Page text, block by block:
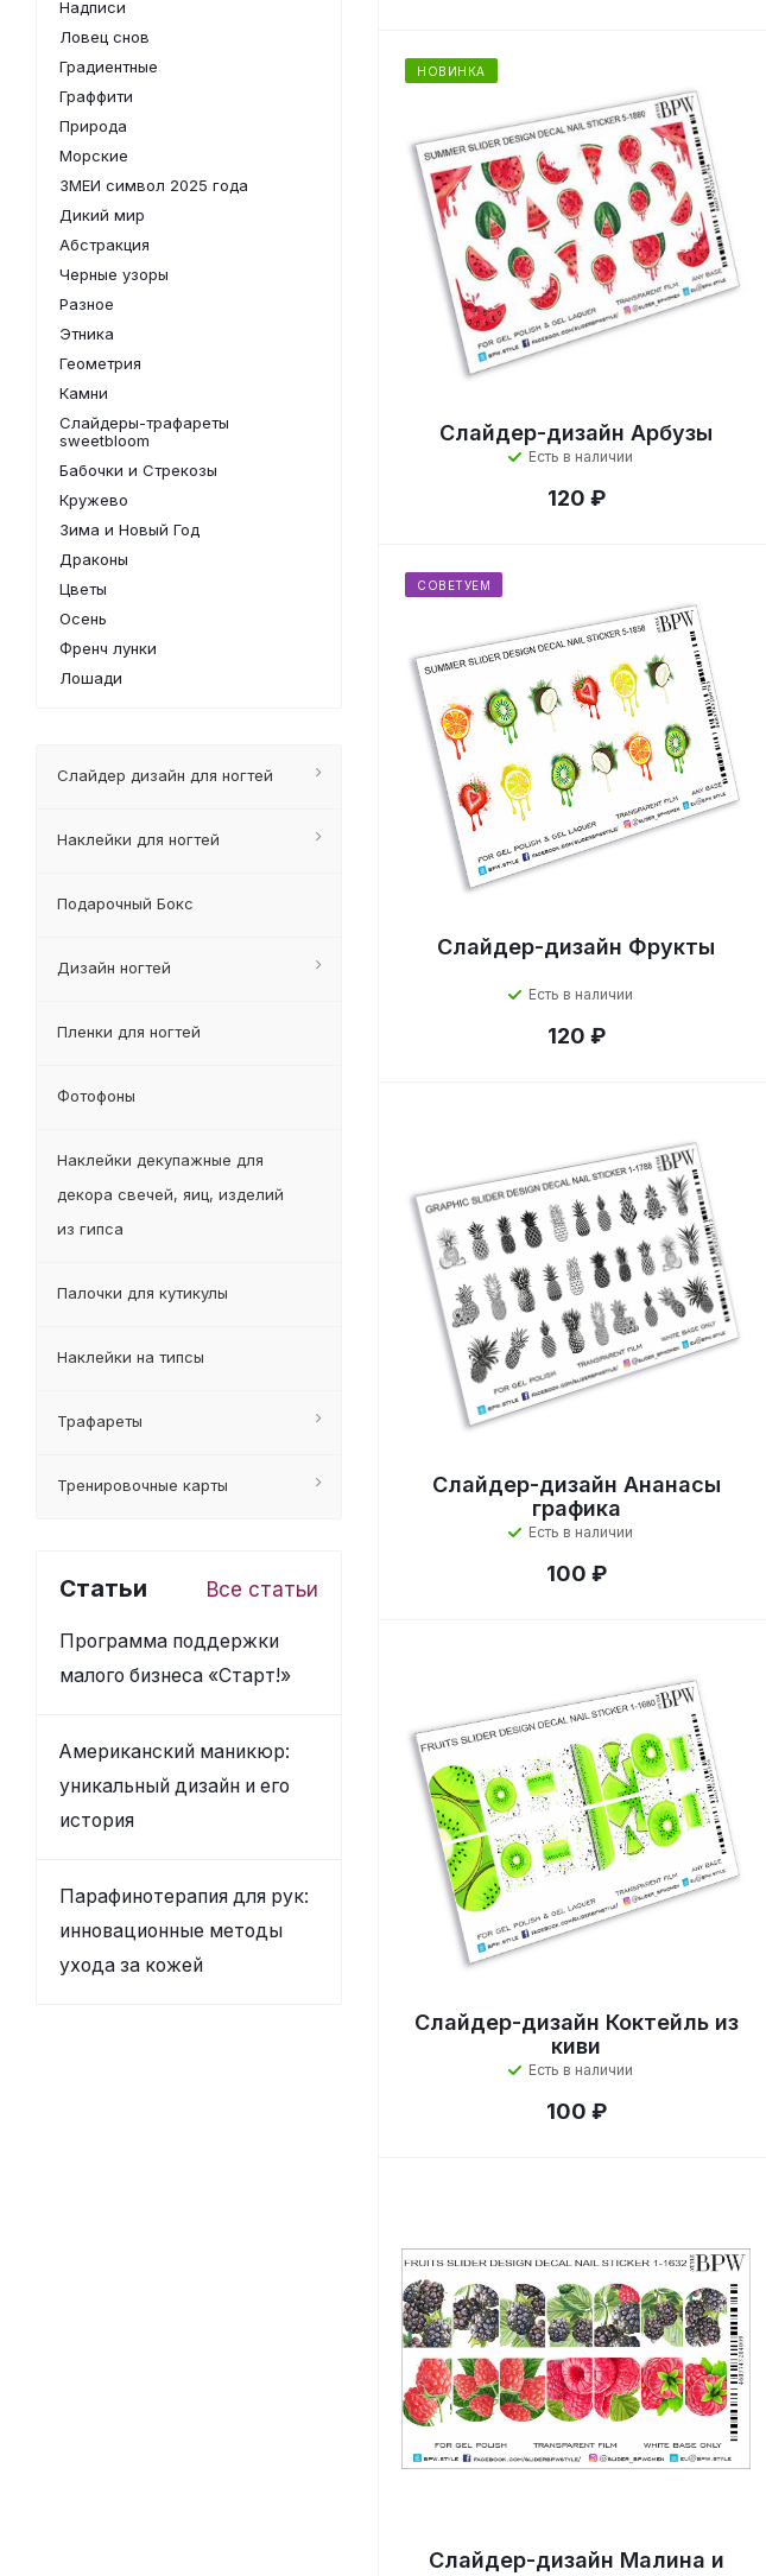
НОВИНКА
Слайдер-дизайн Арбузы
Есть в наличии
120 ₽
СОВЕТУЕМ
Слайдер-дизайн Фрукты
Есть в наличии
120 ₽
Слайдер-дизайн Ананасы
графика
Есть в наличии
100 ₽
Слайдер-дизайн Коктейль из
киви
Есть в наличии
100 ₽
Слайдер-дизайн Малина и
Надписи
Ловец снов
Градиентные
Граффити
Природа
Морские
ЗМЕИ символ 2025 года
Дикий мир
Абстракция
Черные узоры
Разное
Этника
Геометрия
Камни
Слайдеры-трафареты
sweetbloom
Бабочки и Стрекозы
Кружево
Зима и Новый Год
Драконы
Цветы
Осень
Френч лунки
Лошади
Слайдер дизайн для ногтей
Наклейки для ногтей
Подарочный Бокс
Дизайн ногтей
Пленки для ногтей
Фотофоны
Наклейки декупажные для
декора свечей, яиц, изделий
из гипса
Палочки для кутикулы
Наклейки на типсы
Трафареты
Тренировочные карты
Статьи Все статьи
Программа поддержки
малого бизнеса «Старт!»
Американский маникюр:
уникальный дизайн и его
история
Парафинотерапия для рук:
инновационные методы
ухода за кожей